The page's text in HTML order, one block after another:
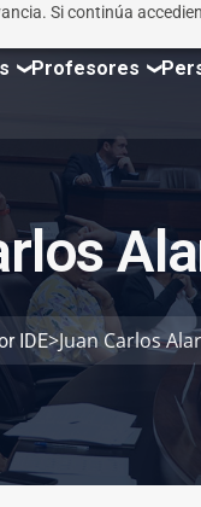
Si continúa
Profesores
rlosAla
IDE>Juan Carlos